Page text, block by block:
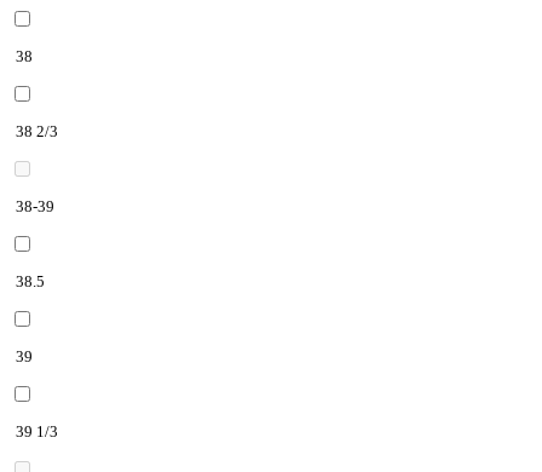
38
38 2/3
38-39
38.5
39
39 1/3